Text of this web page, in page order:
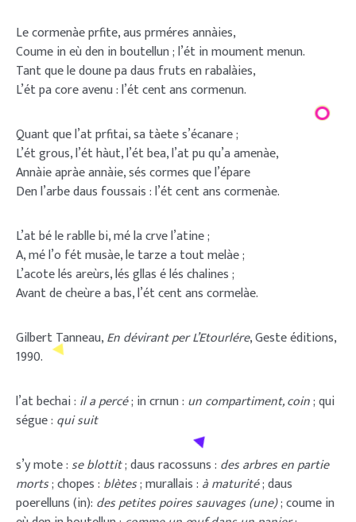
Le cormenàe prfite, aus prméres annàies,
Coume in eù den in boutellun ; l’ét in moument menun.
Tant que le doune pa daus fruts en rabalàies,
L’ét pa core avenu : l’ét cent ans cormenun.
Quant que l’at prfitai, sa tàete s’écanare ;
L’ét grous, l’ét hàut, l’ét bea, l’at pu qu’a amenàe,
Annàie apràe annàie, sés cormes que l’épare
Den l’arbe daus foussais : l’ét cent ans cormenàe.
L’at bé le rablle bi, mé la crve l’atine ;
A, mé l’o fét musàe, le tarze a tout melàe ;
L’acote lés areùrs, lés gllas é lés chalines ;
Avant de cheùre a bas, l’ét cent ans cormelàe.
Gilbert Tanneau,En dévirant per L’Etourlére, Geste éditions,
1990.
l’at bechai : il a percé; in crnun : un compartiment, coin; qui
ségue : qui suit
s’y mote :se blottit; daus racossuns : des arbres en partie
morts; chopes : blètes; murallais : à maturité; daus
poerelluns (in): des petites poires sauvages (une); coume in